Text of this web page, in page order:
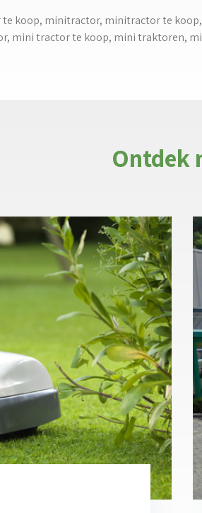
koop, minitractor, minitractor te
mini tractor te koop, mini traktoren,
Ontdek